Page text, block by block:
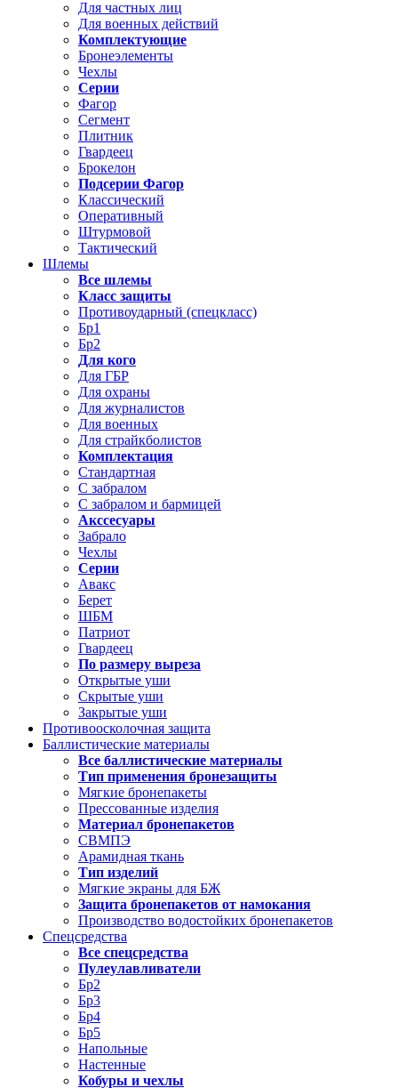
Для частных лиц
Для военных действий
Комплектующие
Бронеэлементы
Чехлы
Серии
Фагор
Сегмент
Плитник
Гвардеец
Брокелон
Подсерии Фагор
Классический
Оперативный
Штурмовой
Тактический
Шлемы
Все шлемы
Класс защиты
Противоударный (спецкласс)
Бр1
Бр2
Для кого
Для ГБР
Для охраны
Для журналистов
Для военных
Для страйкболистов
Комплектация
Стандартная
С забралом
С забралом и бармицей
Акссесуары
Забрало
Чехлы
Серии
Авакс
Берет
ШБМ
Патриот
Гвардеец
По размеру выреза
Открытые уши
Скрытые уши
Закрытые уши
Противоосколочная защита
Баллистические материалы
Все баллистические материалы
Тип применения бронезащиты
Мягкие бронепакеты
Прессованные изделия
Материал бронепакетов
СВМПЭ
Арамидная ткань
Тип изделий
Мягкие экраны для БЖ
Защита бронепакетов от намокания
Производство водостойких бронепакетов
Спецсредства
Все спецсредства
Пулеулавливатели
Бр2
Бр3
Бр4
Бр5
Напольные
Настенные
Кобуры и чехлы